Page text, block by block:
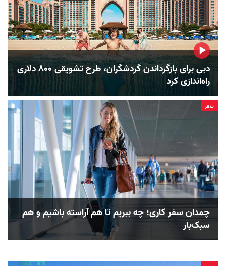
دبی برای بازگرداندن گردشگران، طرح تشویقی ۸۰۰ دلاری
راه‌اندازی کرد
سفر
چمدان سفر کاری؛ چه ببریم تا هم آراسته باشیم و هم
سبک‌بار